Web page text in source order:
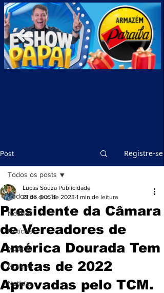
Post Registre-se
Todos os posts
Notícias
Notícias
Notícias
Notícias
Notícias
Todos os posts
Presidente da Câmara
de Vereadores de
América Dourada Tem
Contas de 2022
Aprovadas pelo TCM.
Lucas Souza Publicidade
21 de dez. de 2023 1 min de leitura